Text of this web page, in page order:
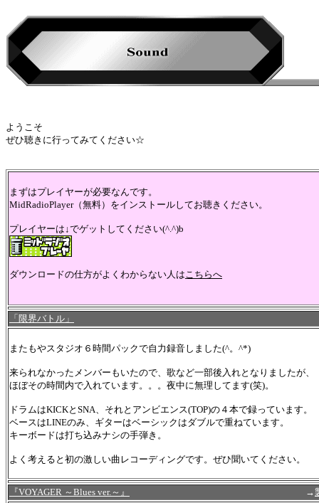
ようこそ
ぜひ聴きに行ってみてください☆
まずはプレイヤーが必要なんです。
MidRadioPlayer（無料）をインストールしてお聴きください。
プレイヤーは↓でゲットしてください(^.^)b
ダウンロードの仕方がよくわからない人はこちらへ
「限界バトル」
またもやスタジオ６時間パックで自力録音しました(^。^*)
来られなかったメンバーもいたので、歌など一部後入れとなりましたが、
ほぼその時間内で入れています。。。夜中に無理してます(笑)。
ドラムはKICKとSNA、それとアンビエンス(TOP)の４本で録っています。
ベースはLINEのみ、ギターはベーシックはダブルで重ねています。
キーボードは打ち込みナシの手弾き。
よく考えると初の激しい曲レコーディングです。ぜひ聞いてください。
『VOYAGER ～Blues ver.～』 →